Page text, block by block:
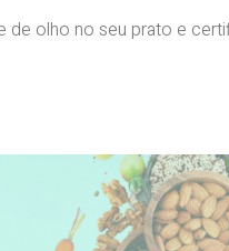
de olho no seu prato e